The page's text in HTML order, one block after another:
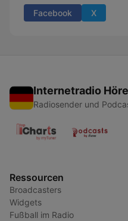
Facebook X
Internetradio
Radiosender und
Ressourcen
Broadcasters
Widgets
Fußball im Radio